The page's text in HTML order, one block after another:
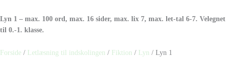
Lyn 1 – max. 100 ord, max. 16 sider, max. lix 7, max. let-tal 6-7. Velegnet
til 0.-1. klasse.
Forside / Letlæsning til indskolingen / Fiktion / Lyn / Lyn 1